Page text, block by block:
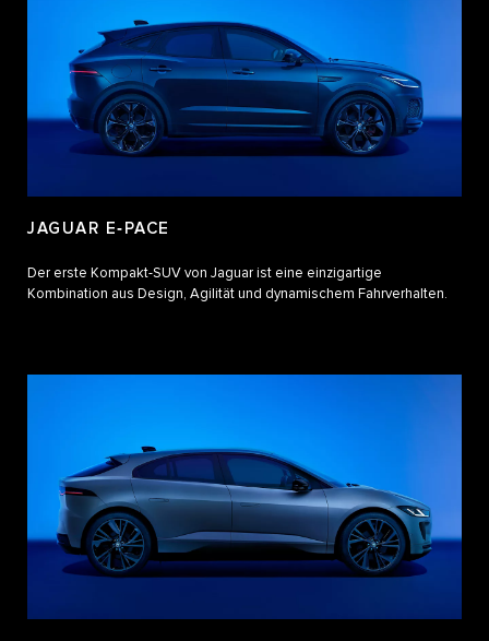
JAGUAR E‑PACE
Der erste Kompakt-SUV von Jaguar ist eine einzigartige
Kombination aus Design, Agilität und dynamischem Fahrverhalten.